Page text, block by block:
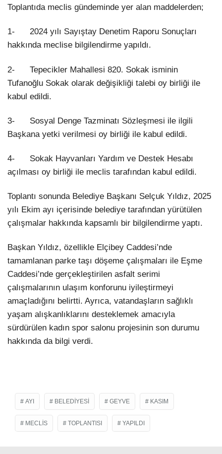
Toplantıda meclis gündeminde yer alan maddelerden;
1- 2024 yılı Sayıştay Denetim Raporu Sonuçları
hakkında meclise bilgilendirme yapıldı.
2- Tepecikler Mahallesi 820. Sokak isminin
Tufanoğlu Sokak olarak değişikliği talebi oy birliği ile
kabul edildi.
3- Sosyal Denge Tazminatı Sözleşmesi ile ilgili
Başkana yetki verilmesi oy birliği ile kabul edildi.
4- Sokak Hayvanları Yardım ve Destek Hesabı
açılması oy birliği ile meclis tarafından kabul edildi.
Toplantı sonunda Belediye Başkanı Selçuk Yıldız, 2025
yılı Ekim ayı içerisinde belediye tarafından yürütülen
çalışmalar hakkında kapsamlı bir bilgilendirme yaptı.
Başkan Yıldız, özellikle Elçibey Caddesi’nde
tamamlanan parke taşı döşeme çalışmaları ile Eşme
Caddesi’nde gerçekleştirilen asfalt serimi
çalışmalarının ulaşım konforunu iyileştirmeyi
amaçladığını belirtti. Ayrıca, vatandaşların sağlıklı
yaşam alışkanlıklarını desteklemek amacıyla
sürdürülen kadın spor salonu projesinin son durumu
hakkında da bilgi verdi.
AYI BELEDIYESI GEYVE KASIM
MECLIS TOPLANTISI YAPILDI